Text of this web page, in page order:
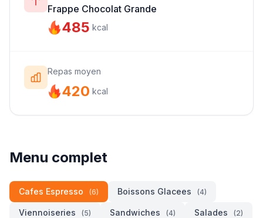
Frappe Chocolat Grande
485 kcal
Repas moyen
420 kcal
Menu complet
Cafes Espresso (6) Boissons Glacees (4)
Viennoiseries (5) Sandwiches (4) Salades (2)